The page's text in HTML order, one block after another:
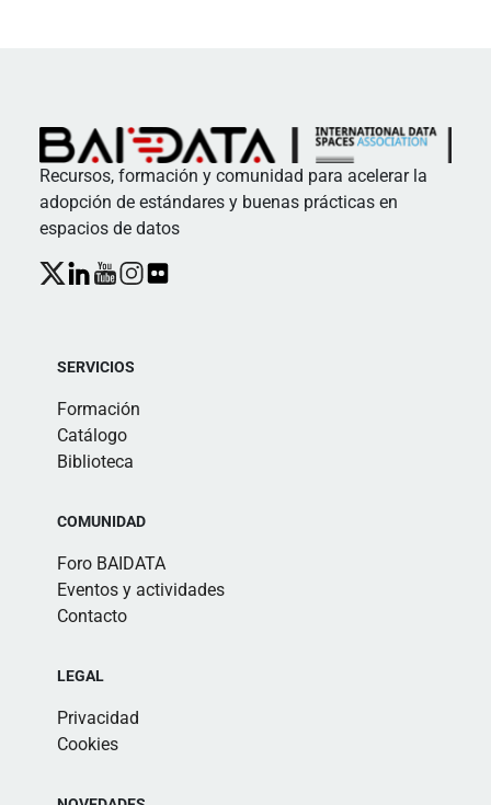
Recursos, formación y comunidad para acelerar la
adopción de estándares y buenas prácticas en
espacios de datos
SERVICIOS
Formación
Catálogo
Biblioteca
COMUNIDAD
Foro BAIDATA
Eventos y actividades
Contacto
LEGAL
Privacidad
Cookies